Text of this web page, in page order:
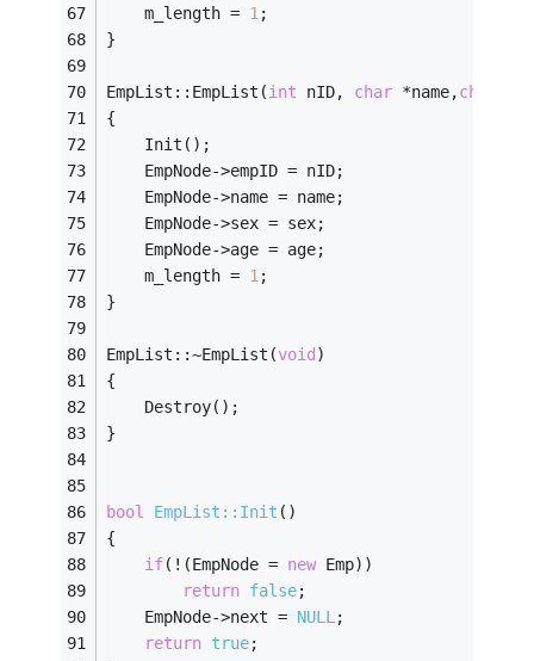
	m_length =
1 ;
}
EmpList::EmpList(int nID, char *name,char
{
	Init();
	EmpNode->empID = nID;
	EmpNode->name = name;
	EmpNode->sex = sex;
	EmpNode->age = age;
	m_length =
1 ;
}
EmpList::~EmpList(void)
{
	Destroy();
}
bool EmpList::Init ()
{
if(!(EmpNode = new Emp))
return false;
	EmpNode->next =
NULL ;
return true;